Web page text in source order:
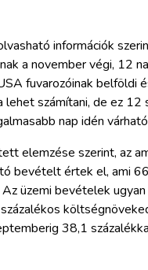
információk
a november végi, 12
fuvarozóinak belföldi
számítani, de ez 12
nap idén
elemzése szerint, az
bevételt értek el, ami
üzemi bevételek
38,1